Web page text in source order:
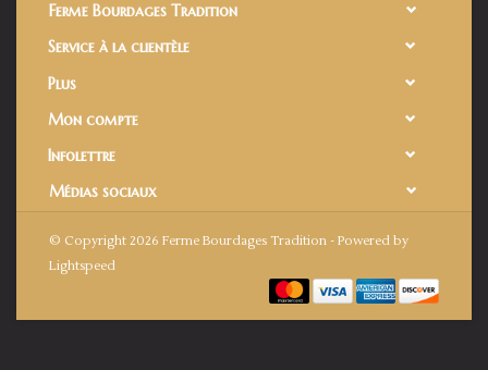
Ferme Bourdages Tradition
Service à la clientèle
Plus
Mon compte
Infolettre
Médias sociaux
© Copyright 2026 Ferme Bourdages Tradition - Powered by
Lightspeed